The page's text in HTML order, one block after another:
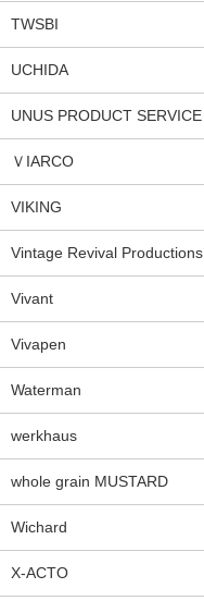
TWSBI
UCHIDA
UNUS PRODUCT SERVICE
ＶIARCO
VIKING
Vintage Revival Productions
Vivant
Vivapen
Waterman
werkhaus
whole grain MUSTARD
Wichard
X-ACTO